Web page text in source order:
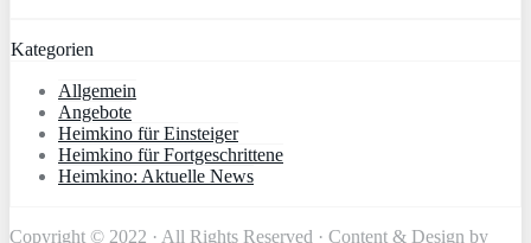
Kategorien
Allgemein
Angebote
Heimkino für Einsteiger
Heimkino für Fortgeschrittene
Heimkino: Aktuelle News
Copyright © 2022 · All Rights Reserved · Content & Design by